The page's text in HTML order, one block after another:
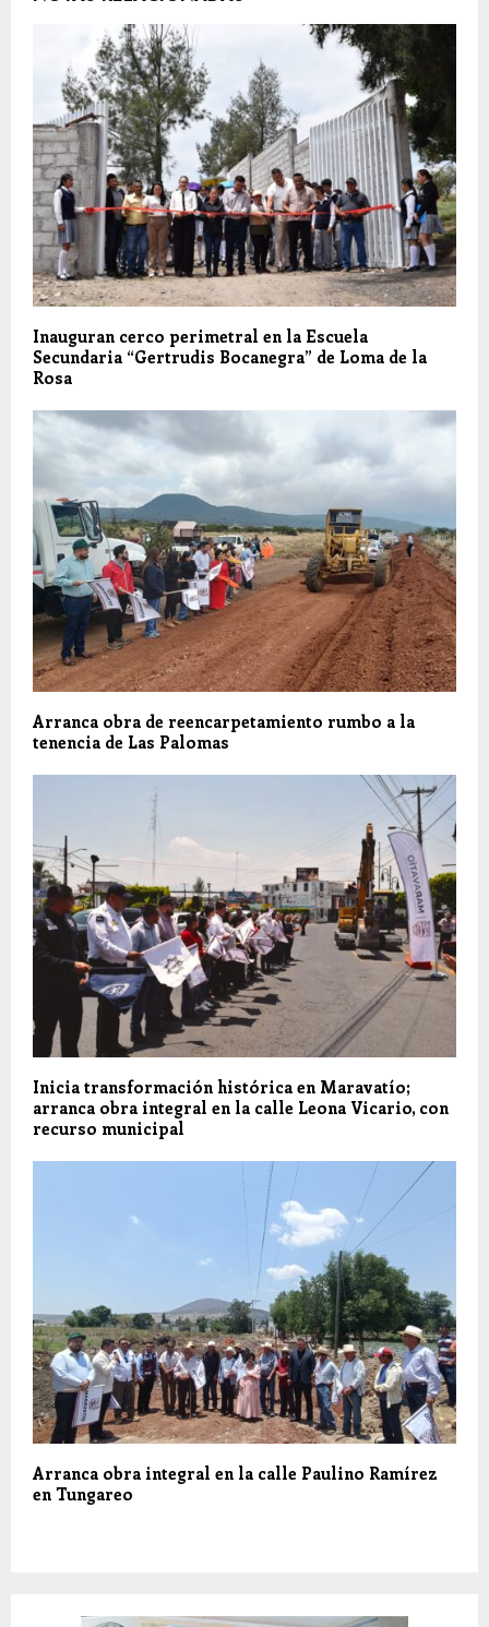
Inauguran cerco perimetral en la Escuela
Secundaria “Gertrudis Bocanegra” de Loma de la
Rosa
Arranca obra de reencarpetamiento rumbo a la
tenencia de Las Palomas
Inicia transformación histórica en Maravatío;
arranca obra integral en la calle Leona Vicario, con
recurso municipal
Arranca obra integral en la calle Paulino Ramírez
en Tungareo